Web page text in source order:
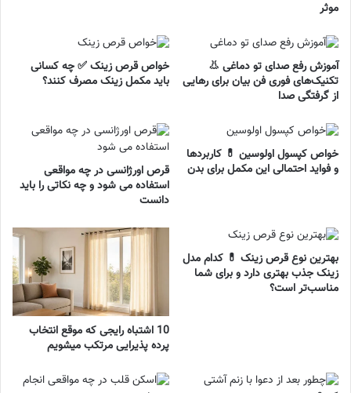
موثر
آموزش رفع صدای تو دماغی 👃
تکنیک‌های فوری فن بیان برای رهایی
از گرفتگی صدا
خواص قرص زینک ✅ چه کسانی
باید مکمل زینک مصرف کنند؟
خواص کپسول اولوسین 💊 کاربردها
و فواید احتمالی این مکمل برای بدن
قرص اورژانسی در چه مواقعی
استفاده می شود و چه نکاتی را باید
دانست
بهترین نوع قرص زینک 💊 کدام مدل
زینک جذب بهتری دارد و برای شما
مناسب‌تر است؟
10 اشتباه رایجی که موقع انتخاب
پرده پذیرایی مرتکب میشویم